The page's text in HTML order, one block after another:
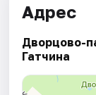
Адрес
Дворцово-
Гатчина